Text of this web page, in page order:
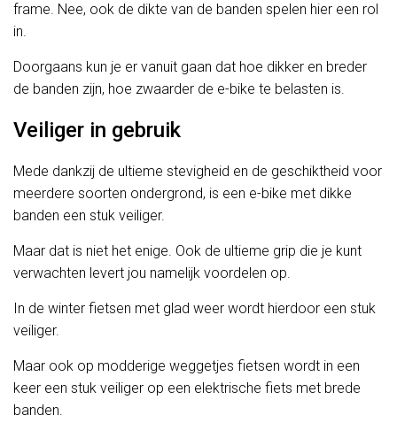
frame. Nee, ook de dikte van de banden spelen hier een rol
in.
Doorgaans kun je er vanuit gaan dat hoe dikker en breder
de banden zijn, hoe zwaarder de e-bike te belasten is.
Veiliger in gebruik
Mede dankzij de ultieme stevigheid en de geschiktheid voor
meerdere soorten ondergrond, is een e-bike met dikke
banden een stuk veiliger.
Maar dat is niet het enige. Ook de ultieme grip die je kunt
verwachten levert jou namelijk voordelen op.
In de winter fietsen met glad weer wordt hierdoor een stuk
veiliger.
Maar ook op modderige weggetjes fietsen wordt in een
keer een stuk veiliger op een elektrische fiets met brede
banden.